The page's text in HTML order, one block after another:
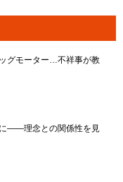
グモーター…不祥事が教
――理念との関係性を見